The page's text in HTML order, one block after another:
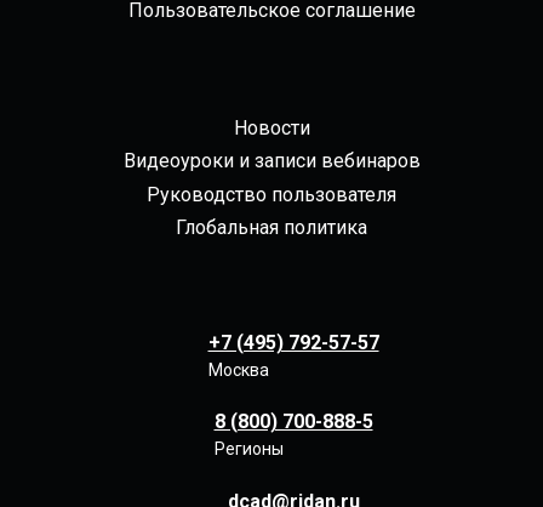
Пользовательское соглашение
Новости
Видеоуроки и записи вебинаров
Руководство пользователя
Глобальная политика
+7 (495) 792-57-57
Москва
8 (800) 700-888-5
Регионы
dcad@ridan.ru